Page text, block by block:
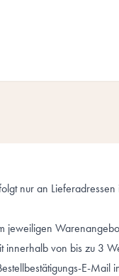
nur an
jeweiligen
innerhalb von bis zu 3
E-Mail